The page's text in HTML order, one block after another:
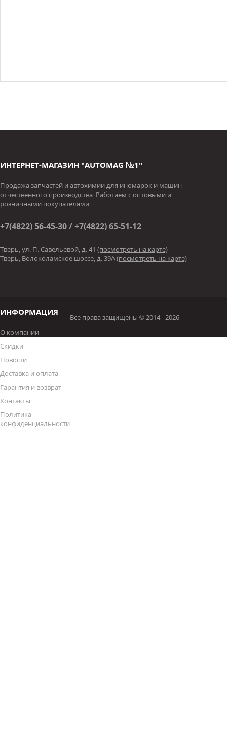
ИНТЕРНЕТ-МАГАЗИН "AUTOMAG №1"
Продажа запчастей и автохимии для иномарок и машин
отчественного производства. Работаем с оптовыми и
розничными покупателями.
+7(4822) 56-45-30 / +7(4822) 65-51-12
Тверь, ул. П. Савельевой, д. 41 (посмотреть на карте)
Тверь, Волоколамское шоссе, д. 39А(посмотреть на карте)
ИНФОРМАЦИЯ
О компании
Скидки
Новости
Доставка и оплата
Гарантия и возврат
Контакты
Политика
конфиденциальности
Все права защищены © 2014 - 2026